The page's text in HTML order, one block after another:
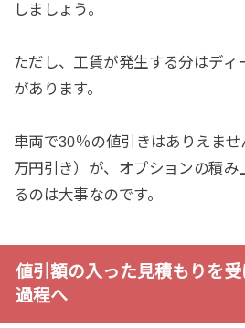
しましょう。
ただし、工賃が発生する分はディ
があります。
車両で30％の値引きはありえま
万円引き）が、オプションの積
るのは大事なのです。
値引額の入った見積もりを
過程へ